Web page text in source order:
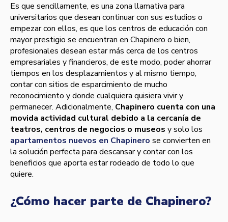
Es que sencillamente, es una zona llamativa para
universitarios que desean continuar con sus estudios o
empezar con ellos, es que los centros de educación con
mayor prestigio se encuentran en Chapinero o bien,
profesionales desean estar más cerca de los centros
empresariales y financieros, de este modo, poder ahorrar
tiempos en los desplazamientos y al mismo tiempo,
contar con sitios de esparcimiento de mucho
reconocimiento y donde cualquiera quisiera vivir y
permanecer. Adicionalmente, Chapinero cuenta con una
movida actividad cultural debido a la cercaní­a de
teatros, centros de negocios o museos y solo los
apartamentos nuevos en Chapinero se convierten en
la solución perfecta para descansar y contar con los
beneficios que aporta estar rodeado de todo lo que
quiere.
¿Cómo hacer parte de Chapinero?